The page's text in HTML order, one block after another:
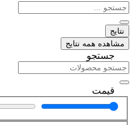
جستجو
...
نتایج
مشاهده همه نتایج
جستجو
قیمت